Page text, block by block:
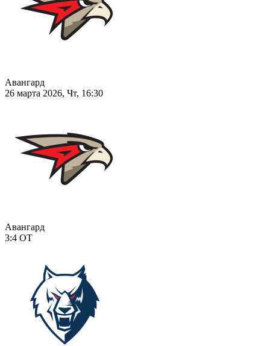
Авангард
26 марта 2026, Чт, 16:30
Авангард
3:4 ОТ